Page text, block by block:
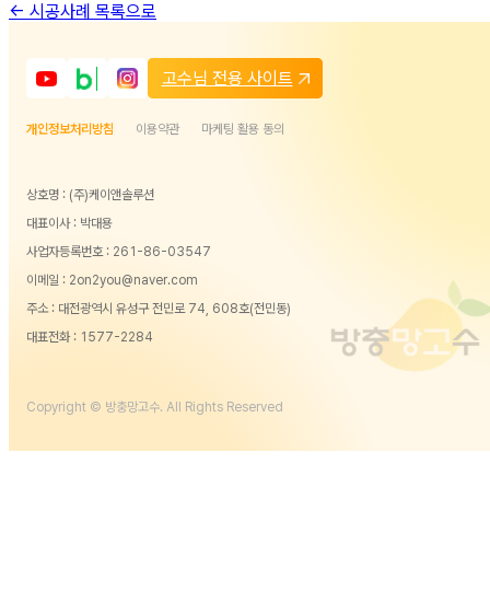
← 시공사례 목록으로
고수님 전용 사이트
개인정보처리방침 이용약관 마케팅 활용 동의
상호명 : (주)케이앤솔루션
대표이사 : 박대용
사업자등록번호 : 261-86-03547
이메일 : 2on2you@naver.com
주소 : 대전광역시 유성구 전민로 74, 608호(전민동)
대표전화 : 1577-2284
Copyright © 방충망고수. All Rights Reserved